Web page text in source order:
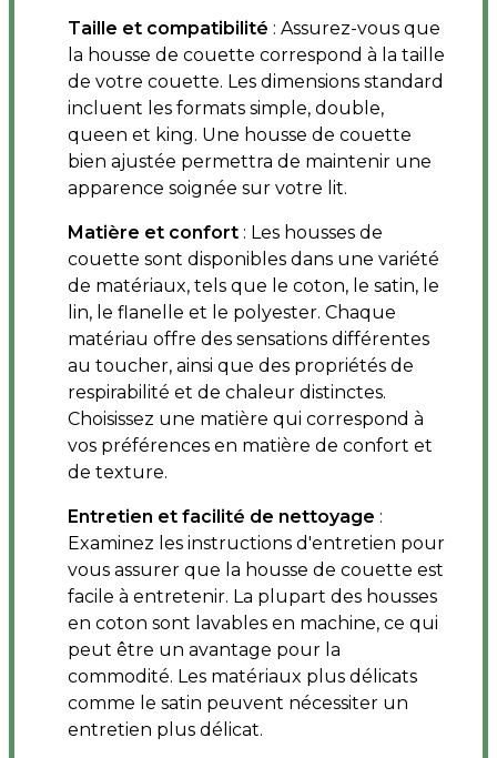
Taille et compatibilité : Assurez-vous que
la housse de couette correspond à la taille
de votre couette. Les dimensions standard
incluent les formats simple, double,
queen et king. Une housse de couette
bien ajustée permettra de maintenir une
apparence soignée sur votre lit.
Matière et confort : Les housses de
couette sont disponibles dans une variété
de matériaux, tels que le coton, le satin, le
lin, le flanelle et le polyester. Chaque
matériau offre des sensations différentes
au toucher, ainsi que des propriétés de
respirabilité et de chaleur distinctes.
Choisissez une matière qui correspond à
vos préférences en matière de confort et
de texture.
Entretien et facilité de nettoyage :
Examinez les instructions d'entretien pour
vous assurer que la housse de couette est
facile à entretenir. La plupart des housses
en coton sont lavables en machine, ce qui
peut être un avantage pour la
commodité. Les matériaux plus délicats
comme le satin peuvent nécessiter un
entretien plus délicat.